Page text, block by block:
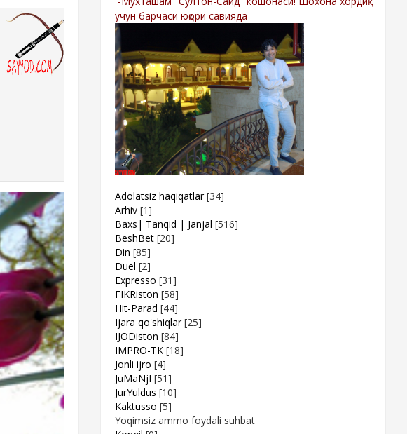
учун барчаси юқори савияда
Adolatsiz haqiqatlar [34]
Arhiv [1]
Baxs| Tanqid | Janjal [516]
BeshBet [20]
Din [85]
Duel [2]
Expresso [31]
FIKRiston [58]
Hit-Parad [44]
Ijara qo'shiqlar [25]
IJODiston [84]
IMPRO-TK [18]
Jonli ijro [4]
JuMaNjI [51]
JurYuldus [10]
Kaktusso [5]
Yoqimsiz ammo foydali suhbat